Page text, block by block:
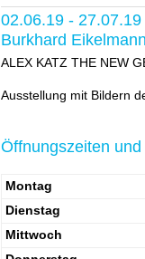
02.06.19 - 27.07.19
Burkhard
ALEX KATZ THE NEW
Ausstellung mit Bildern
Öffnungszeiten
Montag
Dienstag
Mittwoch